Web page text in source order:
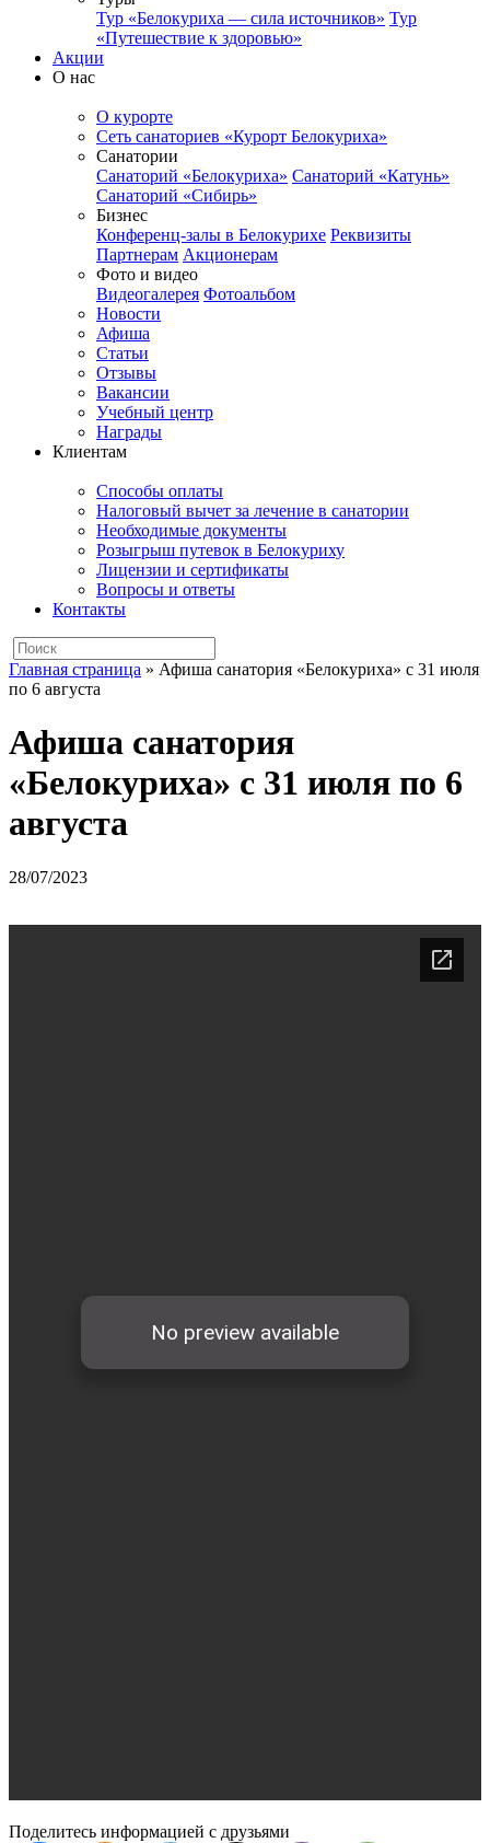
Тур «Белокуриха — сила источников» Тур
«Путешествие к здоровью»
Акции
О нас
О курорте
Сеть санаториев «Курорт Белокуриха»
Санатории
Санаторий «Белокуриха» Санаторий «Катунь»
Санаторий «Сибирь»
Бизнес
Конференц-залы в Белокурихе Реквизиты
Партнерам Акционерам
Фото и видео
Видеогалерея Фотоальбом
Новости
Афиша
Статьи
Отзывы
Вакансии
Учебный центр
Награды
Клиентам
Способы оплаты
Налоговый вычет за лечение в санатории
Необходимые документы
Розыгрыш путевок в Белокуриху
Лицензии и сертификаты
Вопросы и ответы
Контакты
Главная страница » Афиша санатория «Белокуриха» с 31 июля
по 6 августа
Афиша санатория
«Белокуриха» с 31 июля по 6
августа
28/07/2023
Поделитесь информацией с друзьями